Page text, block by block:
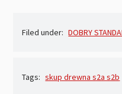
Filed under: DOBRY
Tags: skup drewna s2a s2b